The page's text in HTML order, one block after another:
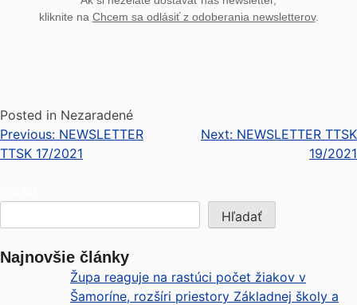
kliknite na Chcem sa odlásiť z odoberania newsletterov.
Posted in Nezaradené
Previous: NEWSLETTER
TTSK 17/2021
Next: NEWSLETTER TTSK
19/2021
Hľadať
Najnovšie články
Župa reaguje na rastúci počet žiakov v
Šamoríne, rozšíri priestory Základnej školy a